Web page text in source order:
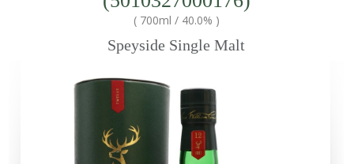
( 700ml / 40.0% )
Speyside Single Malt